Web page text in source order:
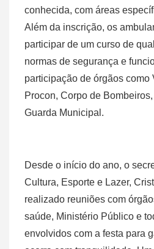
conhecida, com áreas
Além da inscrição, os
participar de um curso de
normas de segurança e
participação de órgãos
Procon, Corpo de
Guarda Municipal.
Desde o início do ano, o
Cultura, Esporte e Lazer,
realizado reuniões com
saúde, Ministério Público e
envolvidos com a festa para